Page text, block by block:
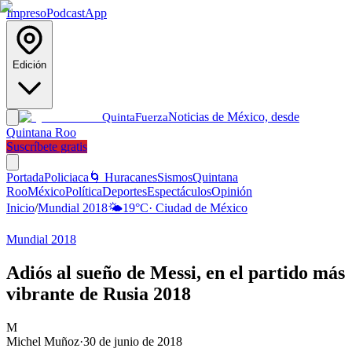
ImpresoPodcastApp
Edición
QuintaFuerzaNoticias de México, desde
Quintana Roo
Suscríbete gratis
PortadaPoliciaca 🌀 HuracanesSismosQuintana
RooMéxicoPolíticaDeportesEspectáculosOpinión
Inicio/Mundial 2018🌤️19°C· Ciudad de México
Mundial 2018
Adiós al sueño de Messi, en el partido más
vibrante de Rusia 2018
M
Michel Muñoz·30 de junio de 2018